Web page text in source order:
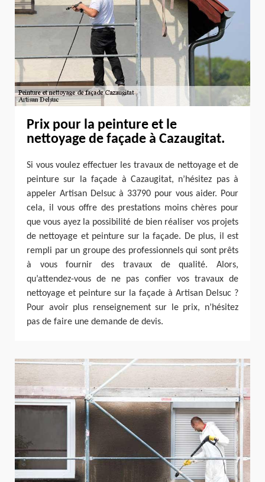
Prix pour la peinture et le
nettoyage de façade à Cazaugitat.
Si vous voulez effectuer les travaux de nettoyage et de
peinture sur la façade à Cazaugitat, n’hésitez pas à
appeler Artisan Delsuc à 33790 pour vous aider. Pour
cela, il vous offre des prestations moins chères pour
que vous ayez la possibilité de bien réaliser vos projets
de nettoyage et peinture sur la façade. De plus, il est
rempli par un groupe des professionnels qui sont prêts
à vous fournir des travaux de qualité. Alors,
qu’attendez-vous de ne pas confier vos travaux de
nettoyage et peinture sur la façade à Artisan Delsuc ?
Pour avoir plus renseignement sur le prix, n’hésitez
pas de faire une demande de devis.